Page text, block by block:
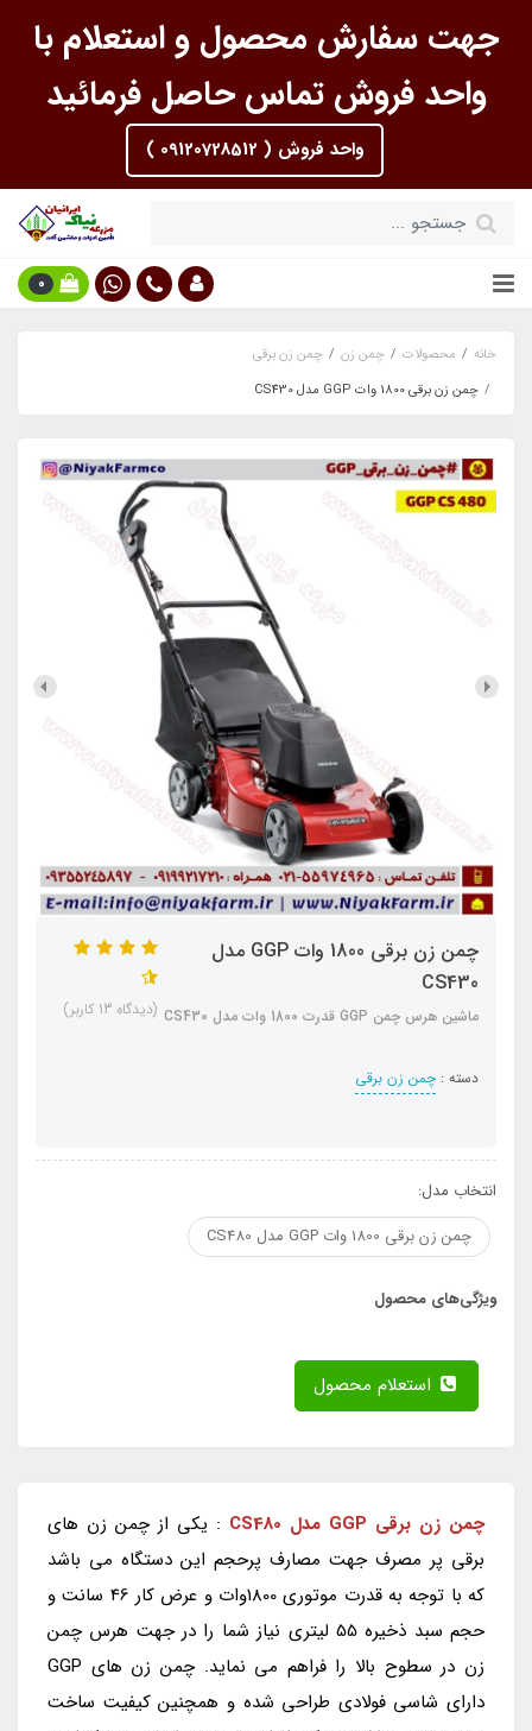
جهت سفارش محصول و استعلام با
واحد فروش تماس حاصل فرمائید
واحد فروش ( 09120728512 )
0
خانه محصولات چمن زن
چمن زن برقی
چمن زن برقی 1800 وات GGP مدل CS430
چمن زن برقی 1800 وات GGP مدل
CS430
ماشین هرس چمن GGP قدرت 1800 وات مدل CS430
دسته : چمن زن برقی
(دیدگاه 13 کاربر)
انتخاب مدل:
چمن زن برقی 1800 وات GGP مدل CS480
ویژگی‌های محصول
چمن زن برقی GGP مدل CS480
: یکی از چمن زن های
برقی پر مصرف جهت مصارف پرحجم این دستگاه می باشد
که با توجه به قدرت موتوری 1800وات و عرض کار 46 سانت و
حجم سبد ذخیره 55 لیتری نیاز شما را در جهت هرس چمن
زن در سطوح بالا را فراهم می نماید. چمن زن های GGP
دارای شاسی فولادی طراحی شده و همچنین کیفیت ساخت